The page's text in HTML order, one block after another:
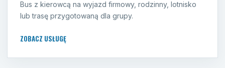
Bus z kierowcą na wyjazd firmowy, rodzinny, lotnisko
lub trasę przygotowaną dla grupy.
ZOBACZ USŁUGĘ